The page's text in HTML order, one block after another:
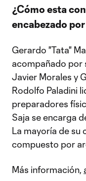
¿Cómo esta
encabezado por
Gerardo "Tata"
acompañado por
Javier Morales y
Rodolfo Paladini
preparadores
Saja se encarga
La mayoría de su
compuesto por
Más información,